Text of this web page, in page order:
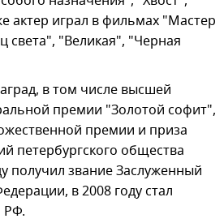
актер играл в фильмах "Мастер
света", "Великая", "Черная
в том числе высшей
премии "Золотой софит",
премии и приза
петербургского общества
получил звание Заслуженный
в 2008 году стал
РФ.